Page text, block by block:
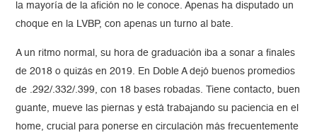
la mayoría de la afición no le conoce. Apenas ha disputado un
choque en la LVBP, con apenas un turno al bate.
A un ritmo normal, su hora de graduación iba a sonar a finales
de 2018 o quizás en 2019. En Doble A dejó buenos promedios
de .292/.332/.399, con 18 bases robadas. Tiene contacto, buen
guante, mueve las piernas y está trabajando su paciencia en el
home, crucial para ponerse en circulación más frecuentemente